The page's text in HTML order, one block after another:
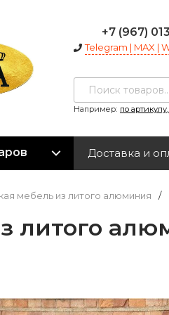
+7 (967)
Telegram | MAX |
Например: по
Доставка и
мебель из литого алюминия /
литого